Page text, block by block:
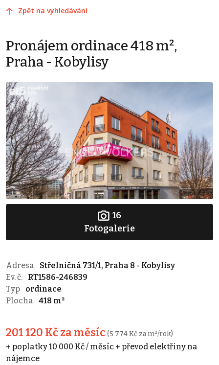
Zpět na vyhledávání
Pronájem ordinace 418 m²,
Praha - Kobylisy
16
Fotogalerie
Adresa
Střelničná 731/1, Praha 8 - Kobylisy
Ev. č.
RT1586-246839
Typ
ordinace
Plocha
418 m²
201 120 Kč za měsíc (5 774 Kč za m²/rok)
+ poplatky 10 000 Kč / měsíc + převod elektřiny na
nájemce